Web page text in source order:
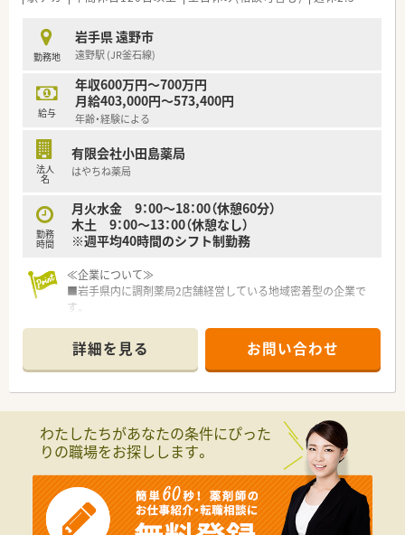
と自分の時間の両方を大切にしたい方に最適です。
■経営母体が安定している企業で、転勤や異動の心配をすること
なく落ち着いて正社員として働きたい方にぴったりです。
勤務地
岩手県 遠野市
遠野駅 (JR釜石線)
給与
年収600万円～700万円
月給403,000円～573,400円
年齢・経験による
法人
名
有限会社小田島薬局
はやちね薬局
勤務
時間
月火水金 9：00～18：00（休憩60分）
木土 9：00～13：00（休憩なし）
※週平均40時間のシフト制勤務
≪企業について≫
■岩手県内に調剤薬局2店舗経営している地域密着型の企業で
す。
様との会話を大事にしており、服薬指導の時間を大事にしている
薬局です。
■母体が医薬品卸業の会社で、安定感のある経営をされていて安
心。異動も無く腰を据えて働ける環境です。
社内体制整えていますので、ワークライフバランスを大事にでき
る環境づくりをしています。
■社員を大事にしている会社です。風通し良く、相談しやすい環
境づくりを心掛けており、定着率の良い会社です。
≪薬局紹介≫
■JR遠野駅から徒歩5分ほどの立地で、お車での通勤も可能なた
詳細を見る お問い合わせ
わたしたちがあなたの条件にぴった
りの職場をお探しします。